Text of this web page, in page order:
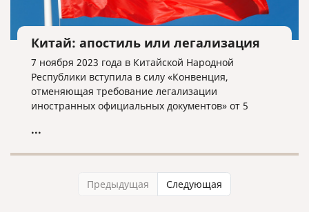
Китай: апостиль или легализация
7 ноября 2023 года в Китайской Народной
Республики вступила в силу «Конвенция,
отменяющая требование легализации
иностранных официальных документов» от 5
...
Предыдущая Следующая